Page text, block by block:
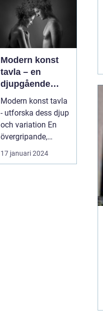
Modern konst
tavla – en
djupgående
analys av denna
konstform
Modern konst tavla
- utforska dess djup
och variation En
övergripande,
grundlig översikt
över "mod...
17 januari 2024